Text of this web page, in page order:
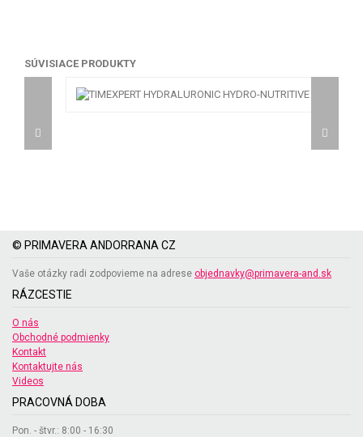
SÚVISIACE PRODUKTY
© PRIMAVERA ANDORRANA CZ
Vaše otázky radi zodpovieme na adrese objednavky@primavera-and.sk
RÁZCESTIE
O nás
Obchodné podmienky
Kontakt
Kontaktujte nás
Videos
PRACOVNÁ DOBA
Pon. - štvr.: 8:00 - 16:30